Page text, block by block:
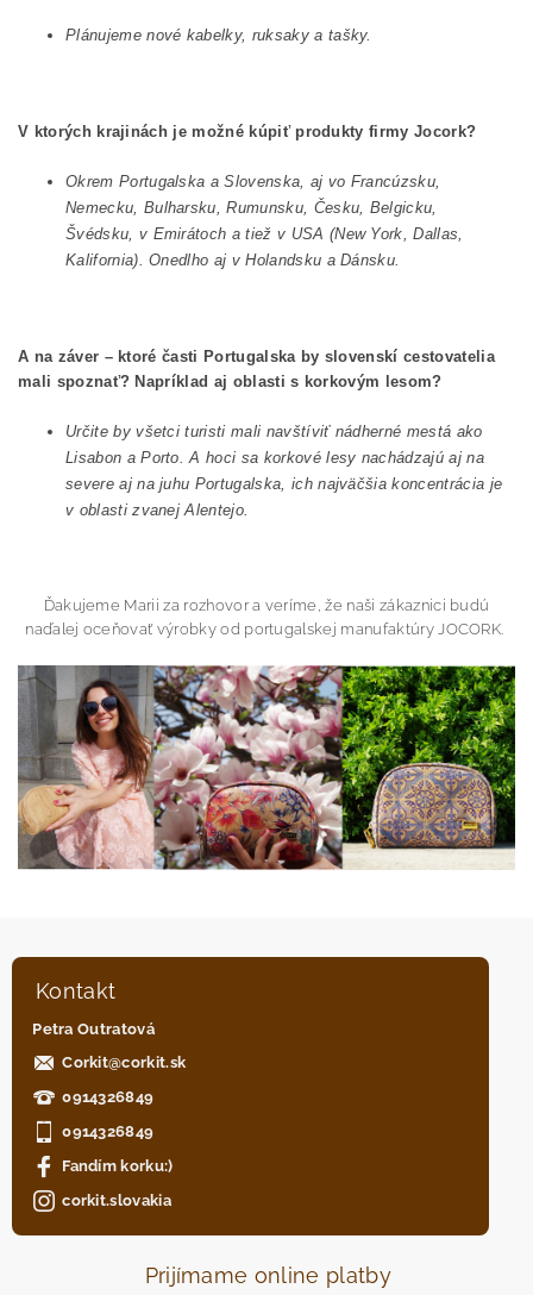
Plánujeme nové kabelky, ruksaky a tašky.
V ktorých krajinách je možné kúpiť produkty firmy Jocork?
Okrem Portugalska a Slovenska, aj vo Francúzsku,
Nemecku, Bulharsku, Rumunsku, Česku, Belgicku,
Švédsku, v Emirátoch a tiež v USA (New York, Dallas,
Kalifornia). Onedlho aj v Holandsku a Dánsku.
A na záver – ktoré časti Portugalska by slovenskí cestovatelia
mali spoznať? Napríklad aj oblasti s korkovým lesom?
Určite by všetci turisti mali navštíviť nádherné mestá ako
Lisabon a Porto. A hoci sa korkové lesy nachádzajú aj na
severe aj na juhu Portugalska, ich najväčšia koncentrácia je
v oblasti zvanej Alentejo.
Ďakujeme Marii za rozhovor a veríme, že naši zákaznici budú
naďalej oceňovať výrobky od portugalskej manufaktúry JOCORK.
Kontakt
Petra Outratová
Corkit@corkit.sk
0914326849
0914326849
Fandím korku:)
corkit.slovakia
Prijímame online platby